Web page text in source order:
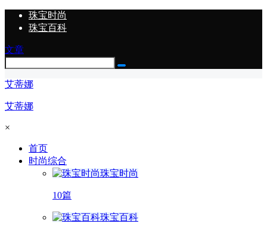
珠宝时尚
珠宝百科
文章
艾蒂娜
艾蒂娜
×
首页
时尚综合
珠宝时尚
10篇
珠宝百科